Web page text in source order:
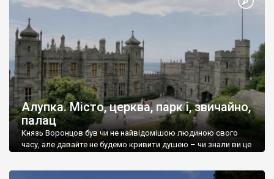
Алупка. Місто, церква, парк і, звичайно,
палац
Князь Воронцов був чи не найвідомішою людиною свого
часу, але давайте не будемо кривити душею – чи знали ви це